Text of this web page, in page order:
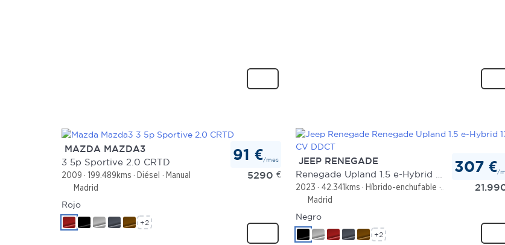
MAZDA MAZDA3
3 5p Sportive 2.0 CRTD
2009 199.489kms Diésel
Manual
Madrid
91 €/mes
5290 €
Rojo
+2
JEEP RENEGADE
2023 42.341kms Híbrido-enchufable
Automático
Madrid
307 €/
Negro
+2